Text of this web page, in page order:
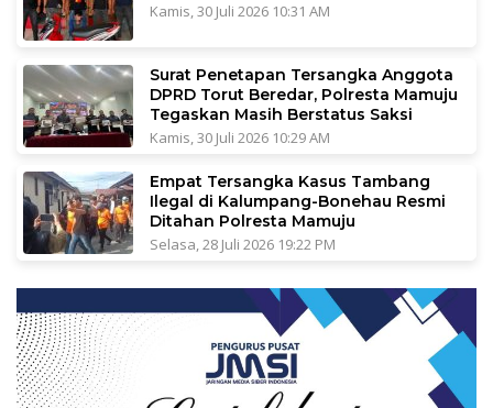
Kamis, 30 Juli 2026 10:31 AM
Surat Penetapan Tersangka Anggota
DPRD Torut Beredar, Polresta Mamuju
Tegaskan Masih Berstatus Saksi
Kamis, 30 Juli 2026 10:29 AM
Empat Tersangka Kasus Tambang
Ilegal di Kalumpang-Bonehau Resmi
Ditahan Polresta Mamuju
Selasa, 28 Juli 2026 19:22 PM